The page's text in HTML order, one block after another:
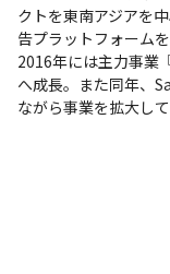
現場で選択可能（
クトを東南アジアを
告プラットフォーム
2016年には主力事業
へ成長。また同年、
ながら事業を拡大して